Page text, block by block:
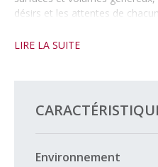
désirs et les attentes de chacun.
Avec sa situation dominante
Sa proximité avec le centre-
publics, lui confère une
Pourquoi ne pas profiter de
centre ?
LIRE LA SUITE
Environnement